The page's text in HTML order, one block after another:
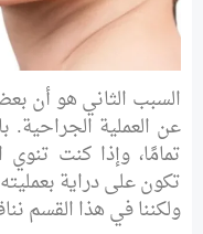
السبب الثاني هو أن
عن العملية الجراحية.
تمامًا، وإذا كنت
تكون على دراية بعمليته.
ولكننا في هذا القسم